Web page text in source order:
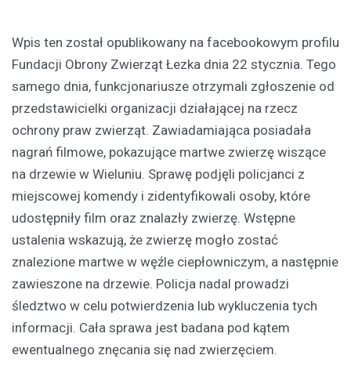
Wpis ten został opublikowany na facebookowym profilu
Fundacji Obrony Zwierząt Łezka dnia 22 stycznia. Tego
samego dnia, funkcjonariusze otrzymali zgłoszenie od
przedstawicielki organizacji działającej na rzecz
ochrony praw zwierząt. Zawiadamiająca posiadała
nagrań filmowe, pokazujące martwe zwierzę wiszące
na drzewie w Wieluniu. Sprawę podjęli policjanci z
miejscowej komendy i zidentyfikowali osoby, które
udostępniły film oraz znalazły zwierzę. Wstępne
ustalenia wskazują, że zwierzę mogło zostać
znalezione martwe w węźle ciepłowniczym, a następnie
zawieszone na drzewie. Policja nadal prowadzi
śledztwo w celu potwierdzenia lub wykluczenia tych
informacji. Cała sprawa jest badana pod kątem
ewentualnego znęcania się nad zwierzęciem.